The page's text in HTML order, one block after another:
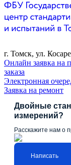
г. Томск, ул.
Онлайн заявка на
заказа
Электронная
Заявка на ремонт
Двойные
измерений?
Расскажите нам о
Написать